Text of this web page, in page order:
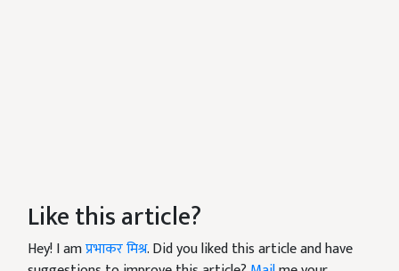
Like this article?
Hey! I amप्रभाकर मिश्र. Did you liked this article and have